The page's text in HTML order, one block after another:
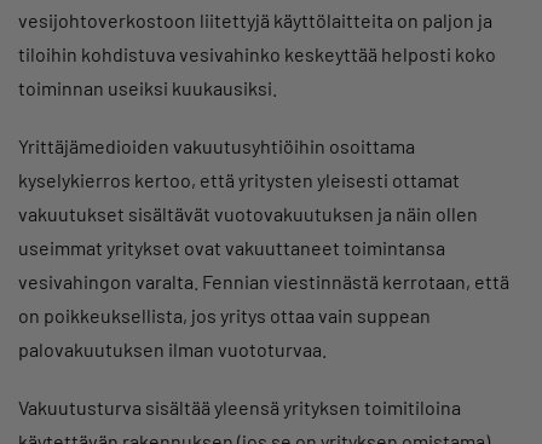
vesijohtoverkostoon liitettyjä käyttölaitteita on paljon ja
tiloihin kohdistuva vesivahinko keskeyttää helposti koko
toiminnan useiksi kuukausiksi.
Yrittäjämedioiden vakuutusyhtiöihin osoittama
kyselykierros kertoo, että yritysten yleisesti ottamat
vakuutukset sisältävät vuotovakuutuksen ja näin ollen
useimmat yritykset ovat vakuuttaneet toimintansa
vesivahingon varalta. Fennian viestinnästä kerrotaan, että
on poikkeuksellista, jos yritys ottaa vain suppean
palovakuutuksen ilman vuototurvaa.
Vakuutusturva sisältää yleensä yrityksen toimitiloina